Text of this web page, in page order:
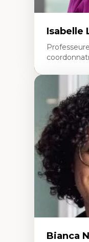
Isabelle
Expertises
Gestion
(attraction
d’œuvre)
Éthique
Bianca